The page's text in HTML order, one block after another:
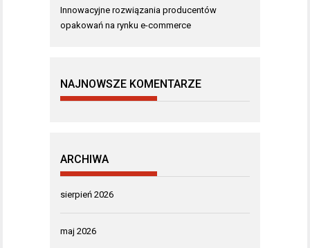
Innowacyjne rozwiązania producentów
opakowań na rynku e-commerce
NAJNOWSZE KOMENTARZE
ARCHIWA
sierpień 2026
maj 2026